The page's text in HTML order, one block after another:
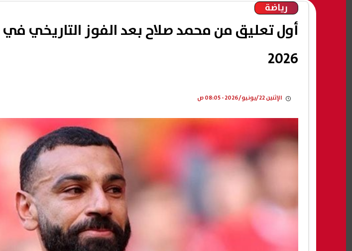
رياضة
أول تعليق من محمد صلاح بعد الفوز التاريخي
2026
الإثنين 22/يونيو/2026 - 08:05 ص